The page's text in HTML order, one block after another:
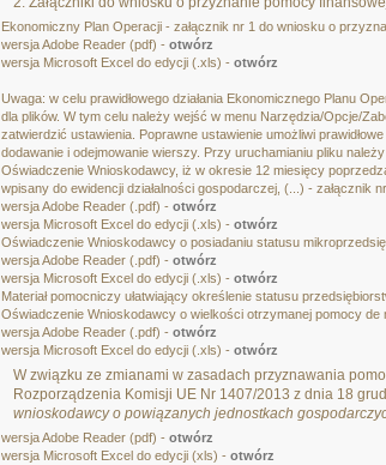
Ekonomiczny Plan Operacji - załącznik nr 1 do wniosku o
wersja Adobe Reader (pdf) - otwórz
wersja Microsoft Excel do edycji (.xls) - otwórz
Uwaga: w celu prawidłowego działania Ekonomicznego Planu
dla plików. W tym celu należy wejść w menu Narzędzia/Opcje/
zatwierdzić ustawienia. Poprawne ustawienie umożliwi
dodawanie i odejmowanie wierszy. Przy uruchamianiu pliku
Oświadczenie Wnioskodawcy, iż w okresie 12 miesięcy
wpisany do ewidencji działalności gospodarczej, (...) - załącznik
wersja Adobe Reader (.pdf) - otwórz
wersja Microsoft Excel do edycji (.xls) - otwórz
Oświadczenie Wnioskodawcy o posiadaniu statusu
wersja Adobe Reader (.pdf) - otwórz
wersja Microsoft Excel do edycji (.xls) - otwórz
Materiał pomocniczy ułatwiający określenie statusu
Oświadczenie Wnioskodawcy o wielkości otrzymanej pomocy
wersja Adobe Reader (.pdf) - otwórz
wersja Microsoft Excel do edycji (.xls) - otwórz
W związku ze zmianami w zasadach przyznawania
Rozporządzenia Komisji UE Nr 1407/2013 z dnia 18
wnioskodawcy o powiązanych jednostkach
wersja Adobe Reader (pdf) - otwórz
wersja Microsoft Excel do edycji (xls) - otwórz